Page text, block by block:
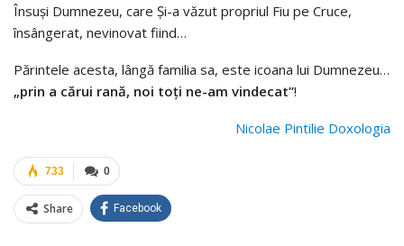
Însuşi Dumnezeu, care Şi-a văzut propriul Fiu pe Cruce,
însângerat, nevinovat fiind…
Părintele acesta, lângă familia sa, este icoana lui Dumnezeu…
„prin a cărui rană, noi toţi ne-am vindecat”!
Nicolae Pintilie Doxologia
0
733
Share Facebook